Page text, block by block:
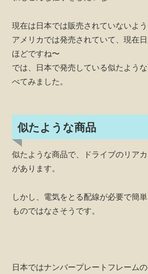
現在は日本では販売されていないよ
アメリカでは発売されていて、現在
ほどですね〜
では、日本で発売している似たよう
べてみました。
似たような商品
似たような商品で、ドライブのリア
があります。
しかし、電気をとる配線が必要で簡
ものではなさそうです。
日本ではナンバープレートフレーム